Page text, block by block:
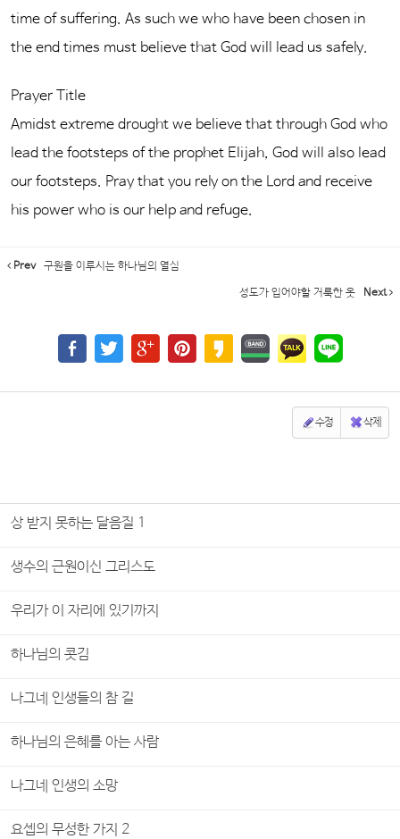
time of suffering. As such we who have been chosen in
the end times must believe that God will lead us safely.
Prayer Title
Amidst extreme drought we believe that through God who
lead the footsteps of the prophet Elijah, God will also lead
our footsteps. Pray that you rely on the Lord and receive
his power who is our help and refuge.
Prev 구원을 이루시는 하나님의 열심
성도가 입어야할 거룩한 옷 Next
수정 삭제
상 받지 못하는 달음질 1
생수의 근원이신 그리스도
우리가 이 자리에 있기까지
하나님의 콧김
나그네 인생들의 참 길
하나님의 은혜를 아는 사람
나그네 인생의 소망
요셉의 무성한 가지 2